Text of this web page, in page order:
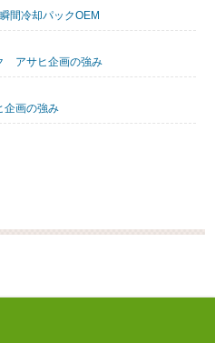
間冷却パックOEM
アサヒ企画の強み
画の強み